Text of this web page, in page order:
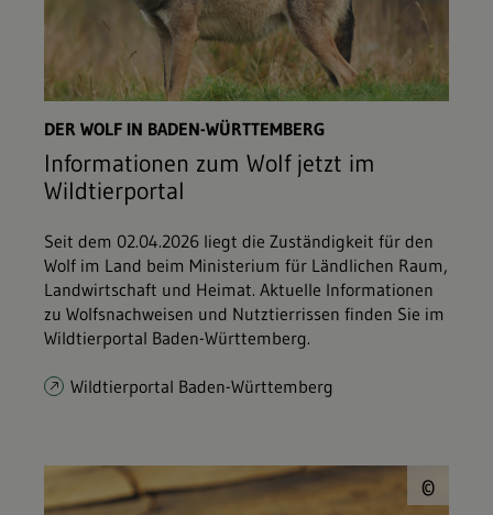
DER WOLF IN BADEN-WÜRTTEMBERG
Informationen zum Wolf jetzt im
Wildtierportal
Seit dem 02.04.2026 liegt die Zuständigkeit für den
Wolf im Land beim Ministerium für Ländlichen Raum,
Landwirtschaft und Heimat. Aktuelle Informationen
zu Wolfsnachweisen und Nutztierrissen finden Sie im
Wildtierportal Baden-Württemberg.
Wildtierportal Baden-Württemberg
©